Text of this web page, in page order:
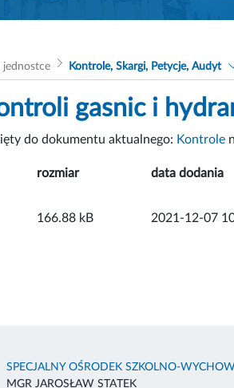
jednostce Kontrole, Skargi, Petycje, Audyt
gasnic i
do dokumentu aktualnego: Kontrole
rozmiar data dodania
166.88 kB 2021-12-07
SPECJALNY OŚRODEK SZKOLNO-
MGR JAROSŁAW STATEK